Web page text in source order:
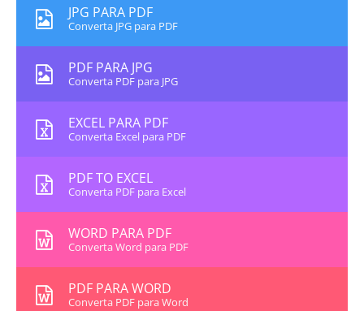
JPG PARA PDF
Converta JPG para PDF
PDF PARA JPG
Converta PDF para JPG
EXCEL PARA PDF
Converta Excel para PDF
PDF TO EXCEL
Converta PDF para Excel
WORD PARA PDF
Converta Word para PDF
PDF PARA WORD
Converta PDF para Word